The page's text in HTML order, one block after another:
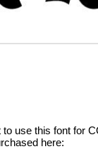
use this font for
here: